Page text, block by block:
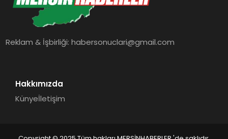
Reklam & İşbirliği:habersonuclari@gmail.com
Hakkımızda
Künyeİletişim